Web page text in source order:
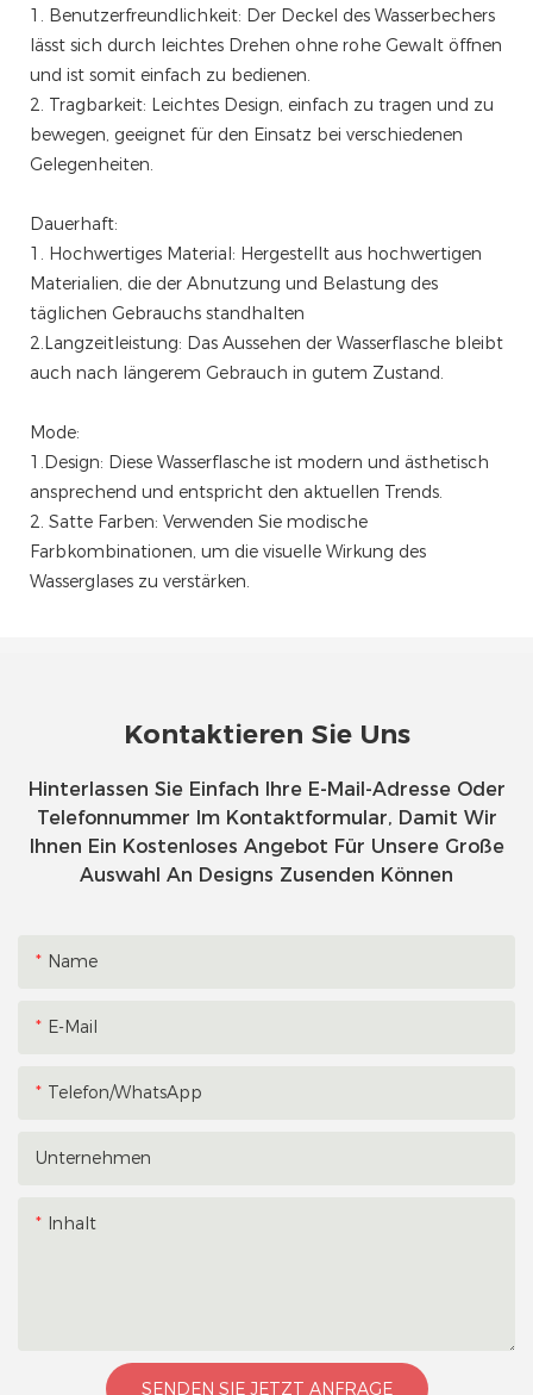
1. Benutzerfreundlichkeit: Der Deckel des Wasserbechers
lässt sich durch leichtes Drehen ohne rohe Gewalt öffnen
und ist somit einfach zu bedienen.
2. Tragbarkeit: Leichtes Design, einfach zu tragen und zu
bewegen, geeignet für den Einsatz bei verschiedenen
Gelegenheiten.
Dauerhaft:
1. Hochwertiges Material: Hergestellt aus hochwertigen
Materialien, die der Abnutzung und Belastung des
täglichen Gebrauchs standhalten
2.Langzeitleistung: Das Aussehen der Wasserflasche bleibt
auch nach längerem Gebrauch in gutem Zustand.
Mode:
1.Design: Diese Wasserflasche ist modern und ästhetisch
ansprechend und entspricht den aktuellen Trends.
2. Satte Farben: Verwenden Sie modische
Farbkombinationen, um die visuelle Wirkung des
Wasserglases zu verstärken.
Kontaktieren Sie Uns
Hinterlassen Sie Einfach Ihre E-Mail-Adresse Oder
Telefonnummer Im Kontaktformular, Damit Wir
Ihnen Ein Kostenloses Angebot Für Unsere Große
Auswahl An Designs Zusenden Können
Name
E-Mail
Telefon/WhatsApp
Unternehmen
Inhalt
SENDEN SIE JETZT ANFRAGE